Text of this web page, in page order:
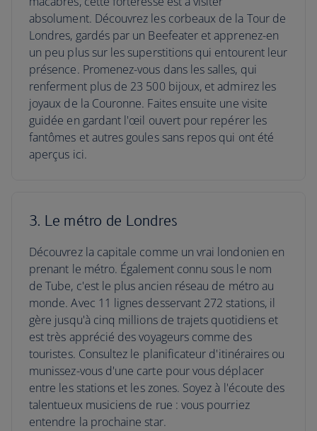
absolument. Découvrez les corbeaux de la Tour de
Londres, gardés par un Beefeater et apprenez-en
un peu plus sur les superstitions qui entourent leur
présence. Promenez-vous dans les salles, qui
renferment plus de 23 500 bijoux, et admirez les
joyaux de la Couronne. Faites ensuite une visite
guidée en gardant l'œil ouvert pour repérer les
fantômes et autres goules sans repos qui ont été
aperçus ici.
3. Le métro de Londres
Découvrez la capitale comme un vrai londonien en
prenant le métro. Également connu sous le nom
de Tube, c'est le plus ancien réseau de métro au
monde. Avec 11 lignes desservant 272 stations, il
gère jusqu'à cinq millions de trajets quotidiens et
est très apprécié des voyageurs comme des
touristes. Consultez le planificateur d'itinéraires ou
munissez-vous d'une carte pour vous déplacer
entre les stations et les zones. Soyez à l'écoute des
talentueux musiciens de rue : vous pourriez
entendre la prochaine star.